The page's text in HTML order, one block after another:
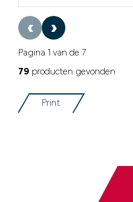
‹ ›
Pagina 1 van de 7
79 producten gevonden
Print